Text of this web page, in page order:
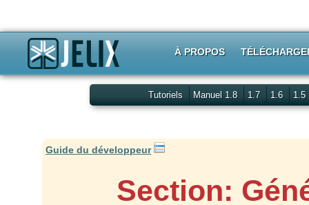
À PROPOS
Tutoriels Manuel 1.8 1.7 1.6 1.5
Guide du développeur
Section: